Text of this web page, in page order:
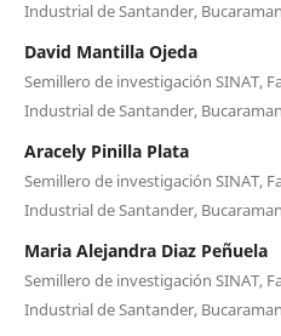
Industrial de Santander,
David Mantilla Ojeda
Semillero de investigación SINAT,
Industrial de Santander,
Aracely Pinilla Plata
Semillero de investigación SINAT,
Industrial de Santander,
Maria Alejandra Diaz Peñuela
Semillero de investigación SINAT,
Industrial de Santander,